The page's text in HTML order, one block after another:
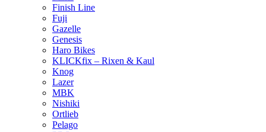
Finish Line
Fuji
Gazelle
Genesis
Haro Bikes
KLICKfix – Rixen & Kaul
Knog
Lazer
MBK
Nishiki
Ortlieb
Pelago